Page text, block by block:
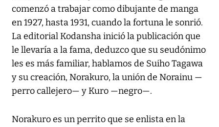
comenzó a trabajar como dibujante de manga
en 1927, hasta 1931, cuando la fortuna le sonrió.
La editorial Kodansha inició la publicación que
le llevaría a la fama, deduzco que su seudónimo
les es más familiar, hablamos de Suiho Tagawa
y su creación, Norakuro, la unión de Norainu —
perro callejero— y Kuro —negro—.
Norakuro es un perrito que se enlista en la